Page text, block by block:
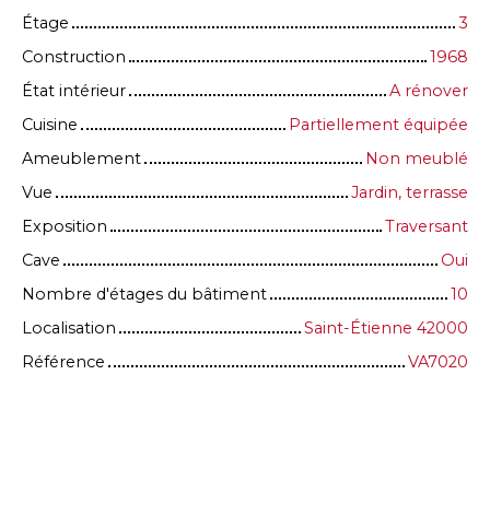
Étage
3
Construction
1968
État intérieur
A rénover
Cuisine
Partiellement équipée
Ameublement
Non meublé
Vue
Jardin, terrasse
Exposition
Traversant
Cave
Oui
Nombre d'étages du bâtiment
10
Localisation
Saint-Étienne 42000
Référence
VA7020